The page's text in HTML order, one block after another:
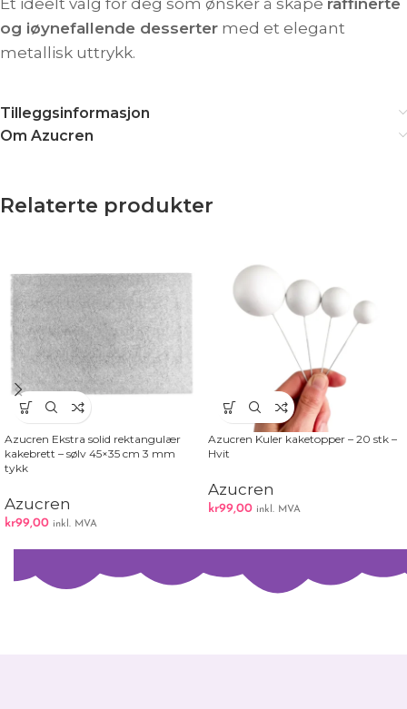
Et ideelt valg for deg som ønsker å skape raffinerte
og iøynefallende desserter med et elegant
metallisk uttrykk.
Tilleggsinformasjon
Om Azucren
Relaterte produkter
Azucren Ekstra solid rektangulær
kakebrett – sølv 45×35 cm 3 mm
tykk
Azucren
kr99,00 inkl. MVA
Azucren Kuler kaketopper – 20 stk –
Hvit
Azucren
kr99,00 inkl. MVA